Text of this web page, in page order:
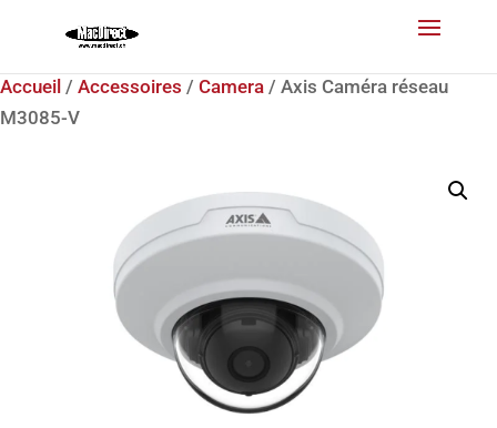
Accueil / Accessoires / Camera / Axis Caméra réseau
M3085-V